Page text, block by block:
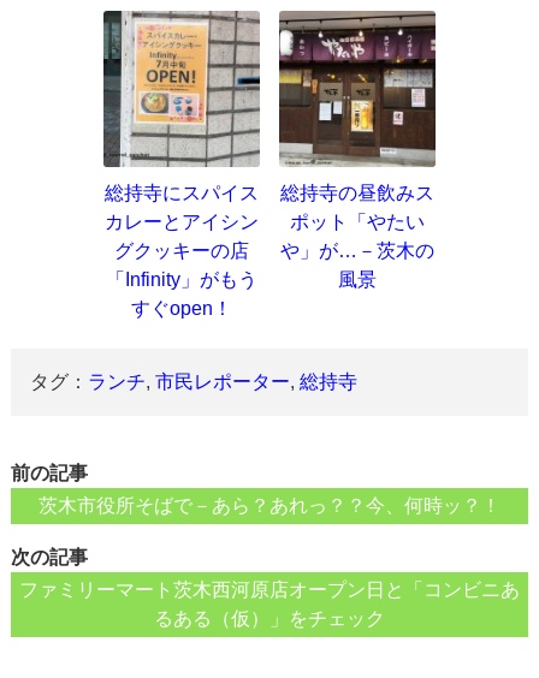
総持寺にスパイス
カレーとアイシン
グクッキーの店
「Infinity」がもう
すぐopen！
総持寺の昼飲みス
ポット「やたい
や」が…－茨木の
風景
タグ： ランチ,市民レポーター,総持寺
前の記事
茨木市役所そばで－あら？あれっ？？今、何時ッ？！
次の記事
ファミリーマート茨木西河原店オープン日と「コンビニあ
るある（仮）」をチェック